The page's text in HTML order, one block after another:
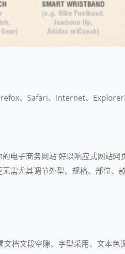
、Safari、Internet、
电子商务网站 好以响应式网站
需尤其调节外型、规格、部位、
档文段空隙、字型采用、文本色